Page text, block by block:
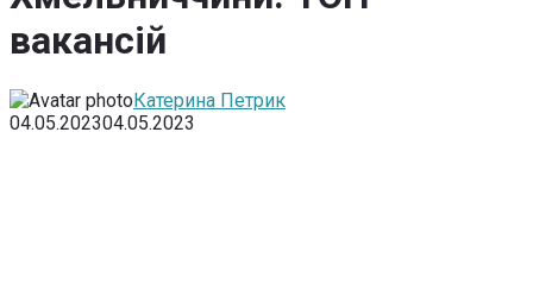
вакансій
Катерина Петрик
04.05.202304.05.2023